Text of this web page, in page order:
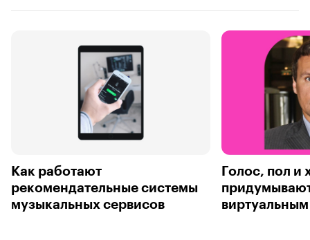
Как работают
рекомендательные системы
музыкальных сервисов
Голос, пол и